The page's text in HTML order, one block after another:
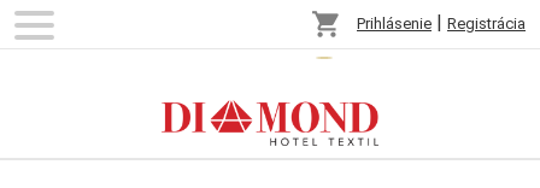
Prihlásenie | Registrácia
shopping_cart